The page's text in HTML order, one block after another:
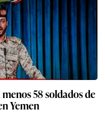
58 soldados de
Yemen